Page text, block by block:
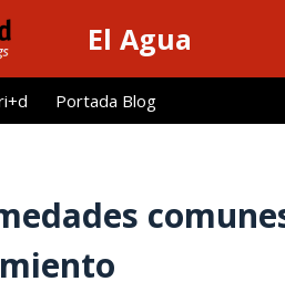
El Agua
Portada Blog